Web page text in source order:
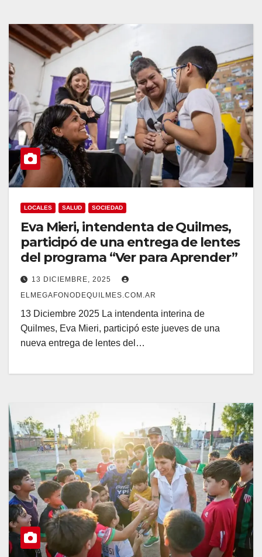
LOCALES SALUD SOCIEDAD
Eva Mieri, intendenta de Quilmes,
participó de una entrega de lentes
del programa “Ver para Aprender”
13 DICIEMBRE, 2025
ELMEGAFONODEQUILMES.COM.AR
13 Diciembre 2025 La intendenta interina de
Quilmes, Eva Mieri, participó este jueves de una
nueva entrega de lentes del…